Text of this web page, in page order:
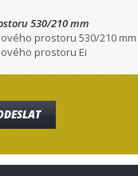
530/210 mm
prostoru 530/210 mm
prostoru Ei